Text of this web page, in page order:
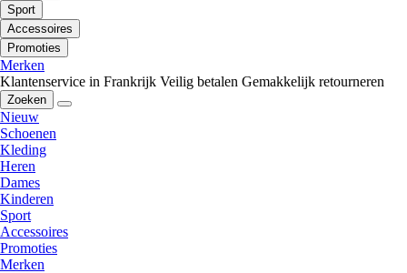
Sport
Accessoires
Promoties
Merken
Klantenservice in Frankrijk Veilig betalen Gemakkelijk retourneren
Zoeken
Nieuw
Schoenen
Kleding
Heren
Dames
Kinderen
Sport
Accessoires
Promoties
Merken